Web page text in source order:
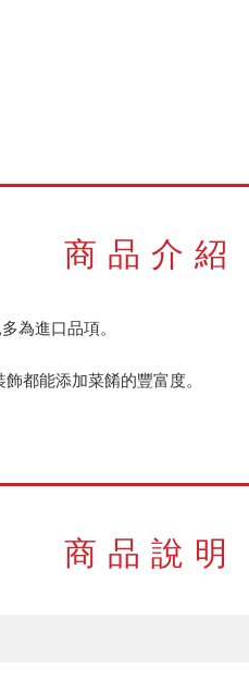
商品介紹
為進口品項。
都能添加菜餚的豐富度。
商品說明